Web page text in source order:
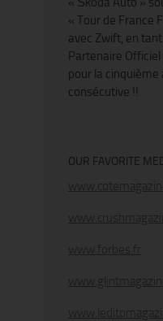
« Tour de France
avec Zwift, en
Partenaire Officiel
pour la cinquième
consécutive !!
OUR FAVORITE
www.forbes.fr